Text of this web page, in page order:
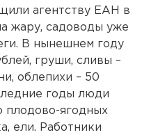
агентству ЕАН в
жару, садоводы уже
В нынешнем году
груши, сливы –
облепихи – 50
годы люди
плодово-ягодных
ели. Работники